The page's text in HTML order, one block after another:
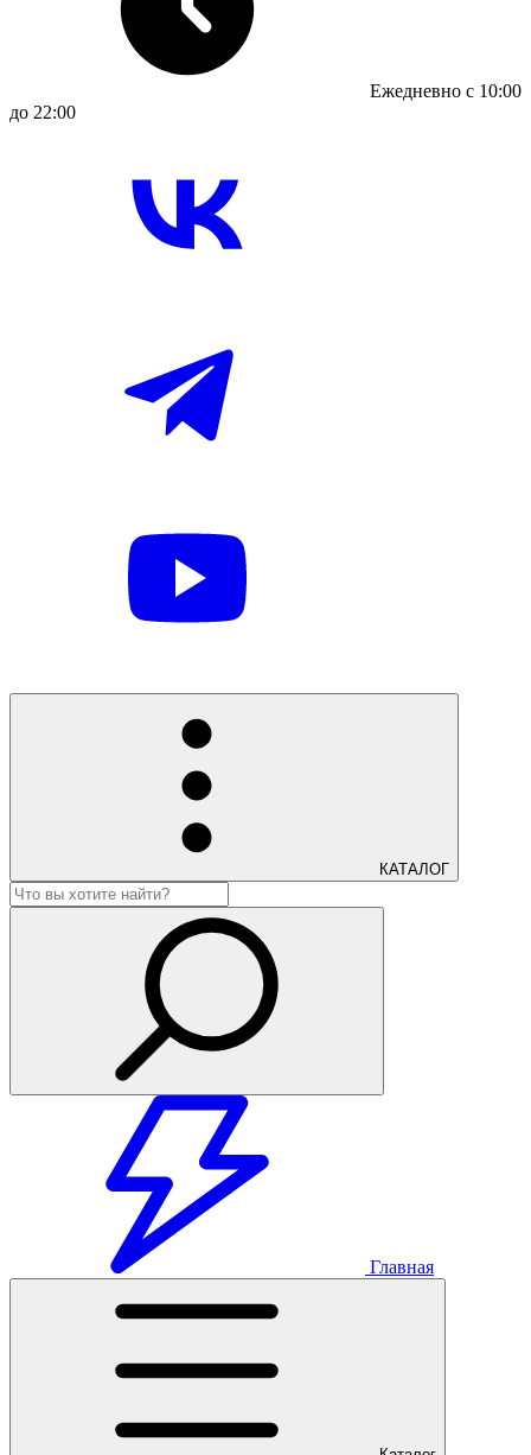
Ежедневно с 10:00
до 22:00
КАТАЛОГ
Главная